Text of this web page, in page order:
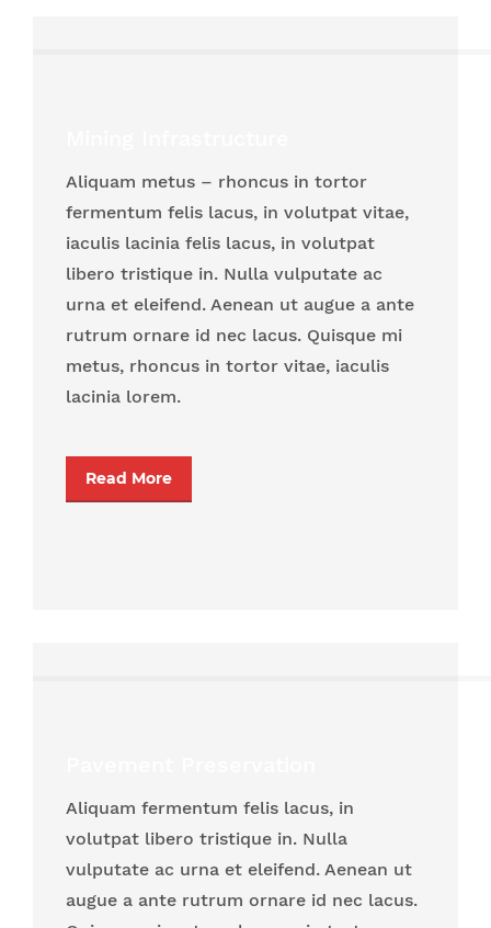
Aliquam metus – rhoncus in tortor
fermentum felis lacus, in volutpat vitae,
iaculis lacinia felis lacus, in volutpat
libero tristique in. Nulla vulputate ac
urna et eleifend. Aenean ut augue a ante
rutrum ornare id nec lacus. Quisque mi
metus, rhoncus in tortor vitae, iaculis
lacinia lorem.
Read More
Aliquam fermentum felis lacus, in
volutpat libero tristique in. Nulla
vulputate ac urna et eleifend. Aenean ut
augue a ante rutrum ornare id nec lacus.